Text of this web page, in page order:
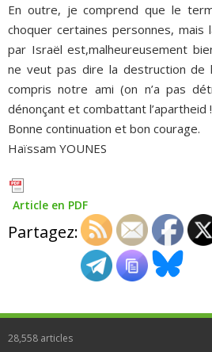
En outre, je comprend que le
choquer certaines personnes, mais
par Israël est,malheureusement
ne veut pas dire la destruction de
compris notre ami (on n’a pas
dénonçant et combattant l’apartheid
Bonne continuation et bon courage.
Haïssam YOUNES
Article en PDF
Partagez:
28,558 articles